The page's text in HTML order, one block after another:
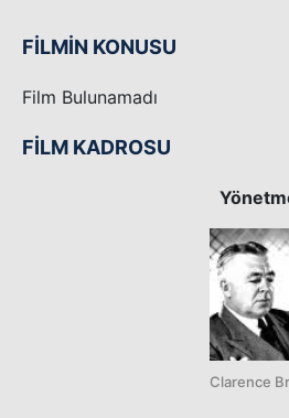
FİLMİN KONUSU
Film Bulunamadı
FİLM KADROSU
Clarence